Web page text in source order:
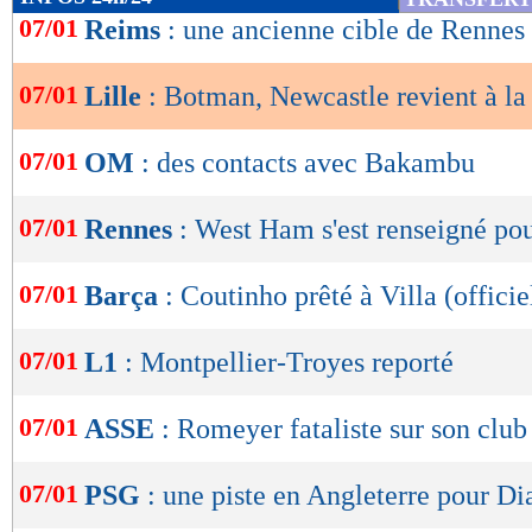
de
OK
07/01 Reims : une ancienne cible de
07/01 Lille : Botman, Newcastle revient à
07/01 OM : des contacts avec Bakambu
07/01 Rennes : West Ham s'est renseigné
07/01 Barça : Coutinho prêté à Villa
07/01 L1 : Montpellier-Troyes reporté
07/01 ASSE : Romeyer fataliste sur son club
07/01 PSG : une piste en Angleterre pour